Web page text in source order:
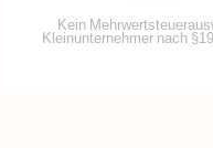
Kein
Kleinunternehmer nach